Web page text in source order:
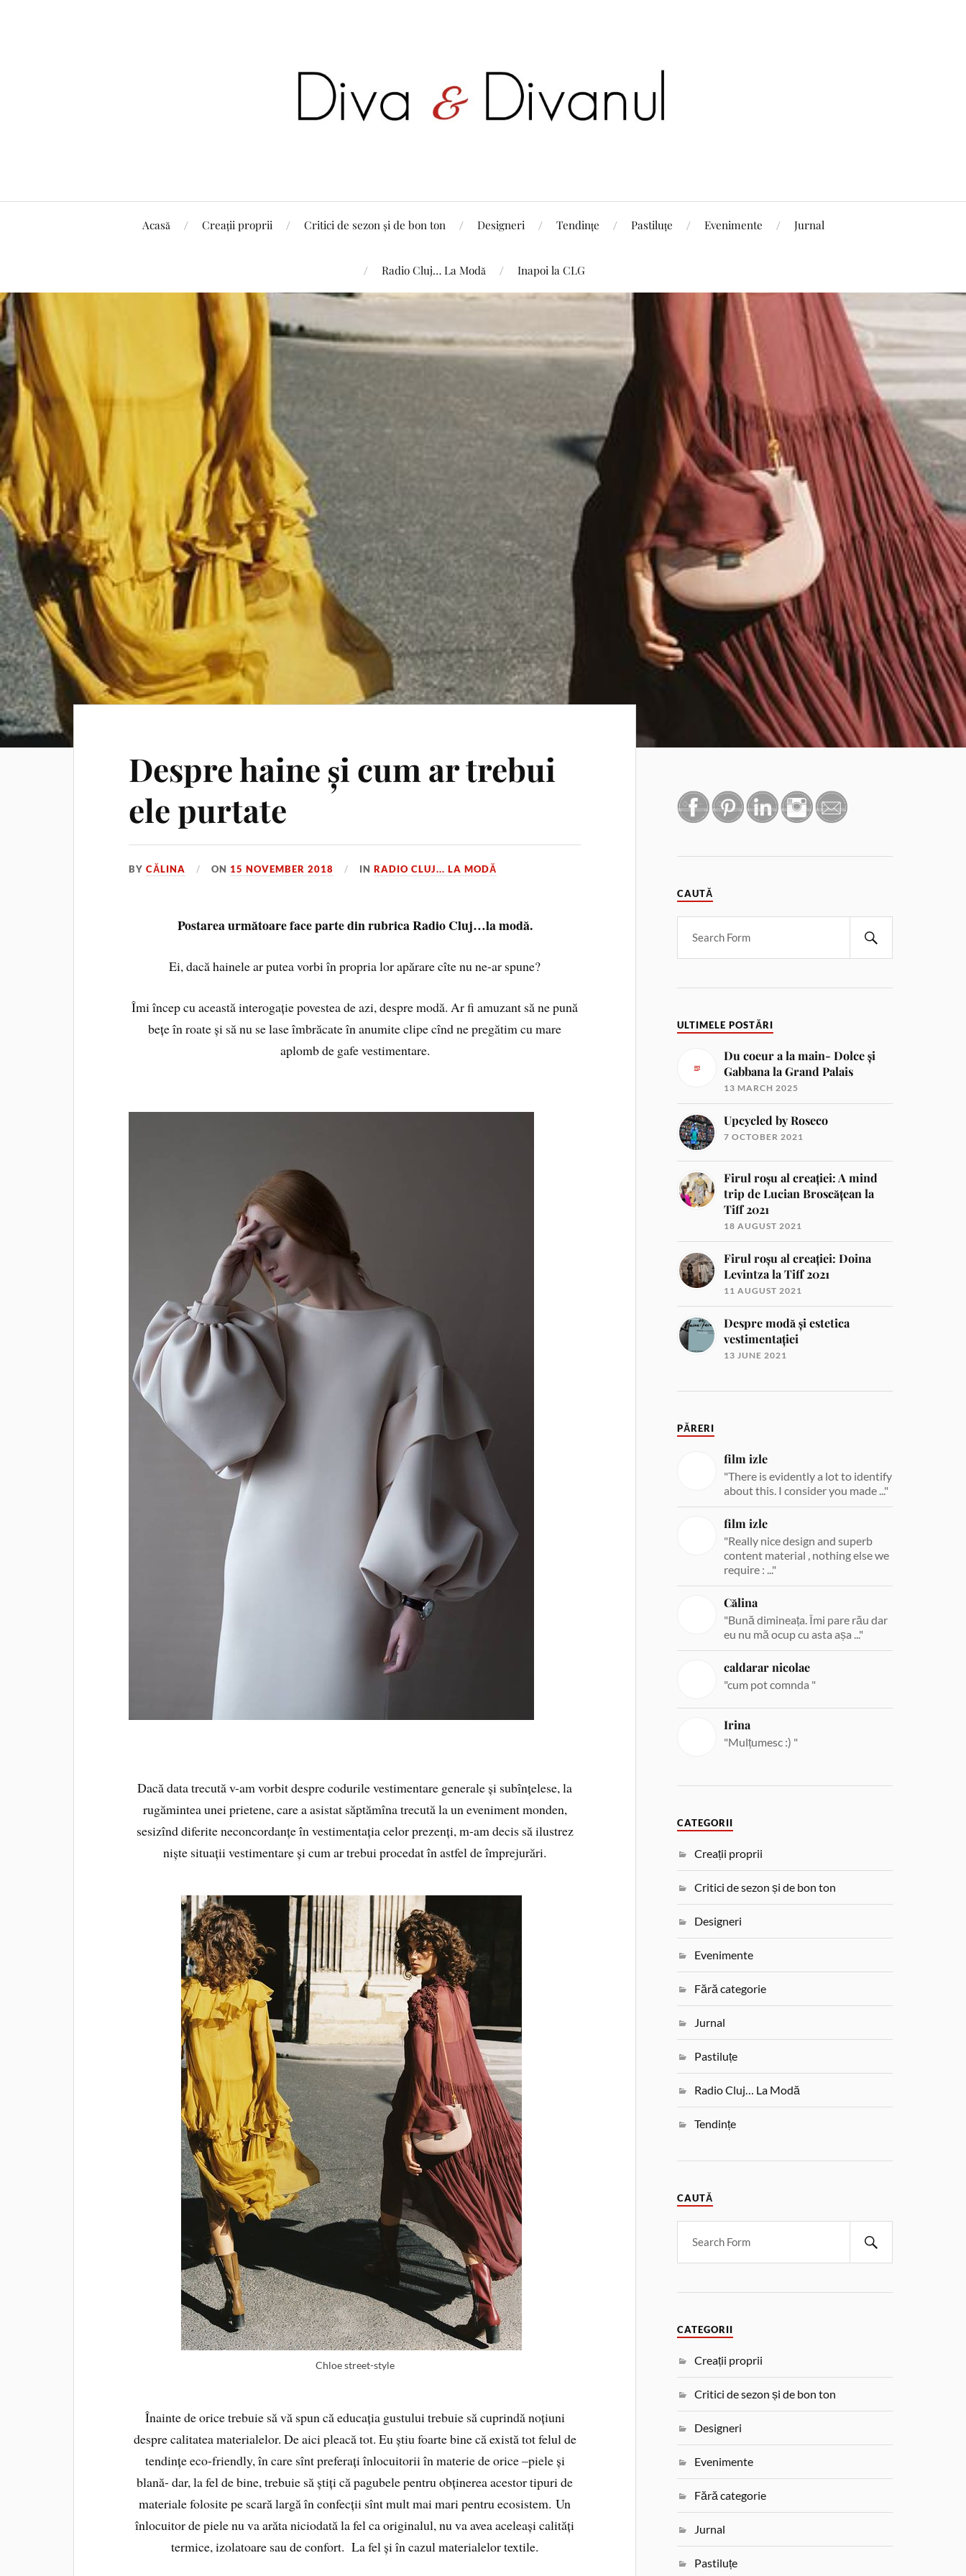
Acasă Creații proprii Critici de sezon și de bon ton Designeri Tendințe Pastiluțe Evenimente Jurnal
Radio Cluj… La Modă Inapoi la CLG
Despre haine și cum ar trebui
ele purtate
BYCĂLINA ON 15 NOVEMBER 2018 INRADIO CLUJ... LA MODĂ
Postarea următoare face parte din rubrica Radio Cluj…la modă.
Ei, dacă hainele ar putea vorbi în propria lor apărare cîte nu ne-ar spune?
Îmi încep cu această interogație povestea de azi, despre modă. Ar fi amuzant să ne pună
bețe în roate și să nu se lase îmbrăcate în anumite clipe cînd ne pregătim cu mare
aplomb de gafe vestimentare.
Dacă data trecută v-am vorbit despre codurile vestimentare generale și subînțelese, la
rugămintea unei prietene, care a asistat săptămîna trecută la un eveniment monden,
sesizînd diferite neconcordanțe în vestimentația celor prezenți, m-am decis să ilustrez
niște situații vestimentare și cum ar trebui procedat în astfel de împrejurări.
Chloe street-style
Înainte de orice trebuie să vă spun că educația gustului trebuie să cuprindă noțiuni
despre calitatea materialelor. De aici pleacă tot. Eu știu foarte bine că există tot felul de
tendințe eco-friendly, în care sînt preferați înlocuitorii în materie de orice –piele și
blană- dar, la fel de bine, trebuie să știți că pagubele pentru obținerea acestor tipuri de
materiale folosite pe scară largă în confecții sînt mult mai mari pentru ecosistem.Un
înlocuitor de piele nu va arăta niciodată la fel ca originalul, nu va avea aceleași calități
termice, izolatoare sau de confort. La fel și în cazul materialelor textile.
CAUTĂ
ULTIMELE POSTĂRI
Du coeur a la main- Dolce și
Gabbana la Grand Palais
13 MARCH 2025
Upcycled by Roseco
7 OCTOBER 2021
Firul roșu al creației: A mind
trip de Lucian Broscățean la
Tiff 2021
18 AUGUST 2021
Firul roșu al creației: Doina
Levintza la Tiff 2021
11 AUGUST 2021
Despre modă și estetica
vestimentației
13 JUNE 2021
PĂRERI
film izle
"There is evidently a lot to identify
about this. I consider you made ..."
film izle
"Really nice design and superb
content material , nothing else we
require : ..."
Călina
"Bună dimineața. Îmi pare rău dar
eu nu mă ocup cu asta așa ..."
caldarar nicolae
"cum pot comnda "
Irina
"Mulțumesc :) "
CATEGORII
Creații proprii
Critici de sezon și de bon ton
Designeri
Evenimente
Fără categorie
Jurnal
Pastiluțe
Radio Cluj… La Modă
Tendințe
CAUTĂ
CATEGORII
Creații proprii
Critici de sezon și de bon ton
Designeri
Evenimente
Fără categorie
Jurnal
Pastiluțe